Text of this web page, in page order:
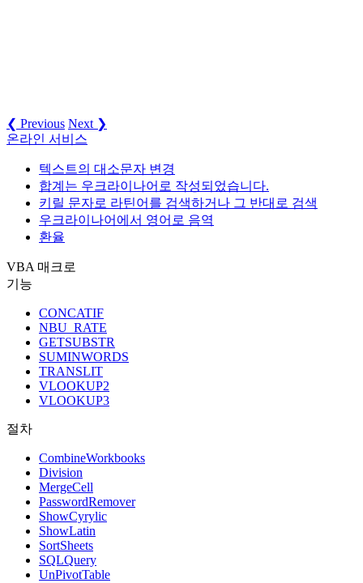
❮ Previous Next ❯
온라인 서비스
텍스트의 대소문자 변경
합계는 우크라이나어로 작성되었습니다.
키릴 문자로 라틴어를 검색하거나 그 반대로 검색
우크라이나어에서 영어로 음역
환율
VBA 매크로
기능
CONCATIF
NBU_RATE
GETSUBSTR
SUMINWORDS
TRANSLIT
VLOOKUP2
VLOOKUP3
절차
CombineWorkbooks
Division
MergeCell
PasswordRemover
ShowCyrylic
ShowLatin
SortSheets
SQLQuery
UnPivotTable